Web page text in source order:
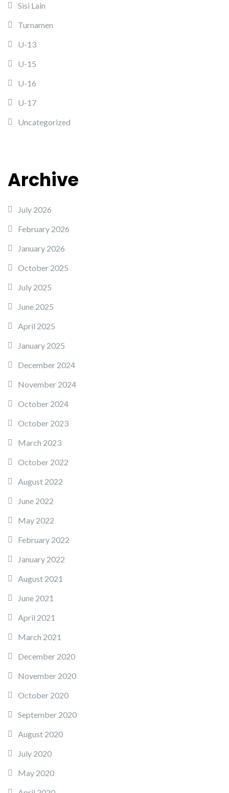
Sisi Lain
Turnamen
U-13
U-15
U-16
U-17
Uncategorized
Archive
July 2026
February 2026
January 2026
October 2025
July 2025
June 2025
April 2025
January 2025
December 2024
November 2024
October 2024
October 2023
March 2023
October 2022
August 2022
June 2022
May 2022
February 2022
January 2022
August 2021
June 2021
April 2021
March 2021
December 2020
November 2020
October 2020
September 2020
August 2020
July 2020
May 2020